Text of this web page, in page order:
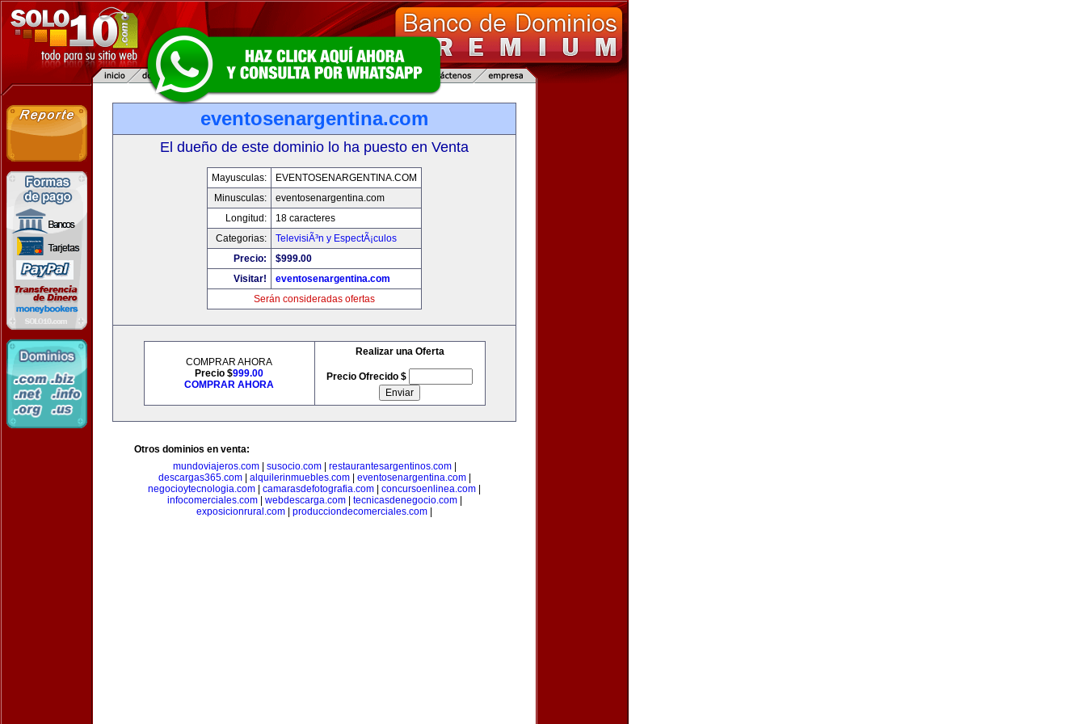
eventosenargentina.com
El dueño de este dominio lo ha puesto en Venta
Mayusculas:
EVENTOSENARGENTINA.COM
Minusculas:
eventosenargentina.com
Longitud:
18 caracteres
Categorias:
TelevisiÃ³n y EspectÃ¡culos
Precio:
$999.00
Visitar!
eventosenargentina.com
Serán consideradas ofertas
COMPRAR AHORA
Precio $999.00
COMPRAR AHORA
Realizar una Oferta
Precio Ofrecido $
Otros dominios en venta:
mundoviajeros.com| susocio.com| restaurantesargentinos.com|
descargas365.com| alquilerinmuebles.com| eventosenargentina.com|
negocioytecnologia.com
camarasdefotografia.com concursoenlinea.com
infocomerciales.com| webdescarga.com| tecnicasdenegocio.com|
exposicionrural.com
producciondecomerciales.com